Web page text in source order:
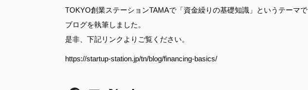
TOKYO創業ステーションTAMAで「資金繰りの基礎知識」というテーマで
ブログを執筆しました。
是非、下記リンクよりご覧ください。
https://startup-station.jp/tn/blog/financing-basics/